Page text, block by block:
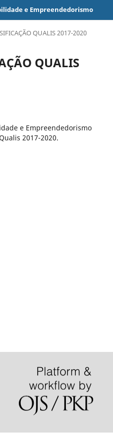
e Empreendedorismo
QUALIS 2017-2020
QUALIS
e Empreendedorismo
2017-2020.